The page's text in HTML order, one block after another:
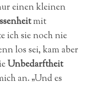
einen kleinen
mit
ich sie noch nie
los sei, kam aber
Unbedarftheit
an. „Und es